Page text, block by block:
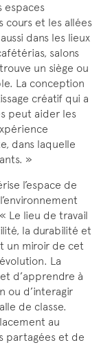
espaces
cours et les allées
dans les lieux
salons
un siège ou
La conception
créatif qui a
peut aider les
dans laquelle
»
l’espace de
Le lieu de travail
la durabilité et
un miroir de cet
La
d’apprendre à
ou d’interagir
de classe.
au
partagées et de